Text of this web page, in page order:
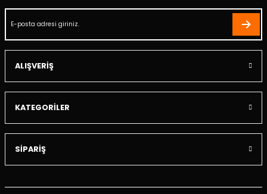
ALIŞVERİŞ
KATEGORİLER
SİPARİŞ